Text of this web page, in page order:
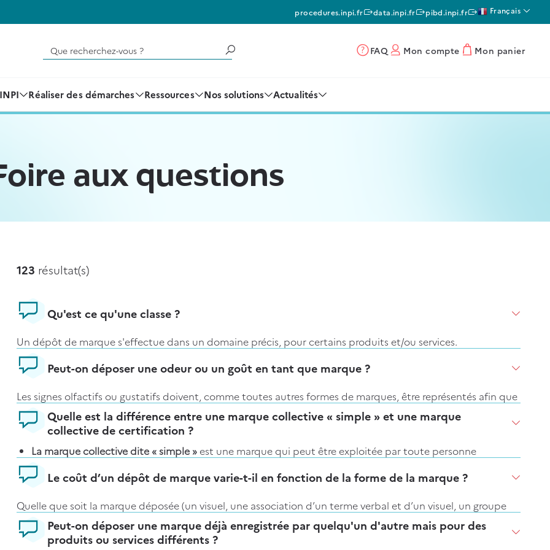
procedures.inpi.fr data.inpi.fr pibd.inpi.fr Français
Que recherchez-vous ? FAQ Mon compte Mon panier
Réaliser des démarches Ressources Nos solutions Actualités
aux questions
les nouveaux résultats s'afficheront en fonction des filtres choisis
123résultat(s)
123 résultat(s)
Qu'est ce qu'une classe ?
Un dépôt de marque s'effectue dans un domaine précis, pour certains produits et/ou services.
Une classe est un regroupement de produits ou de services, qui permet, dans le cadre du dépôt, de
Il existe 45 classes différentes regroupant des produits et services de même nature. Ces 45 classes forment
la classification internationale de Nice. Cette classification n’a aucune valeur juridique.
Exemple : la classe 25 regroupe les vêtements, les articles chaussant et la chapellerie.
Documentation utile :
Visionner le tutoriel TM Class sur lesite de l'Office de l'Union européenne pour la propriété intellectuelle
(EUIPO).
Peut-on déposer une odeur ou un goût en tant que marque ?
Les signes olfactifs ou gustatifs doivent, comme toutes autres formes de marques, être représentés afin que
les autres personnes puissent en déterminer l’objet et l’étendue.
Cette condition est techniquement très difficile à remplir et
soient protégeables à ce jour .
Articles similaires
Les différents types de marque
Quelle est la différence entre une marque collective « simple » et une marque
collective de certification ?
La marque collective dite « simple » est une marque qui peut être exploitée par toute personne
respectant un règlement d’usage établi par le propriétaire de la marque.
La marque collective de certificationest une marque qui peut être exploitée par toute personne
respectant un cahier des charges (appelé règlement d’usage) homologué, qui instaure un système de
contrôle.
Pour les deux catégories, les conditions de dépôt sont identiques aux
Le coût d’un dépôt de marque varie-t-il en fonction de la forme de la marque ?
Quelle que soit la marque déposée (un visuel, une association d’un terme verbal et d’un visuel, un groupe
de mots…), lemontant de la redevance de dépôt est le même.
Peut-on déposer une marque déjà enregistrée par quelqu'un d'autre mais pour des
produits ou services différents ?